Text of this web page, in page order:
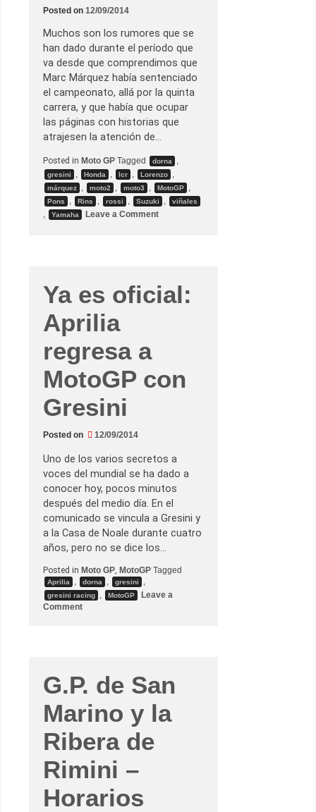
r
Posted on 12/09/2014
Muchos son los rumores que se
han dado durante el período que
va desde que comprendimos que
Marc Márquez había sentenciado
el campeonato, allá por la quinta
carrera, y que había que ocupar
las páginas con historias que
atrajesen la atención de…
Posted in Moto GP Tagged dorna ,
gresini , Honda , lcr , Lorenzo ,
márquez , moto2 , moto3 , MotoGP ,
Pons , Rins , rossi , Suzuki , viñales
, Yamaha Leave a Commento
e
l
a
c
M
o
t
o
P
Ya es oficial:
Aprilia
regresa a
MotoGP con
Gresini
Posted on 12/09/2014
Uno de los varios secretos a
voces del mundial se ha dado a
conocer hoy, pocos minutos
después del medio día. En el
comunicado se vincula a Gresini y
a la Casa de Noale durante cuatro
años, pero no se dice los…
Posted in Moto GP, MotoGP Tagged
Aprilia , dorna , gresini ,
gresini racing , MotoGP
Leave a
Commento
f
i
c
a
l
A
r
i
a
G.P. de San
Marino y la
Ribera de
Rimini –
Horarios